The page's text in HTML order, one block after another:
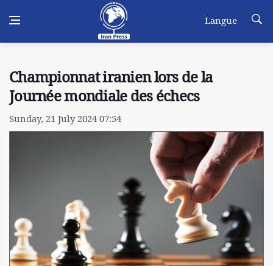
Langue
Championnat iranien lors de la
Journée mondiale des échecs
Sunday, 21 July 2024 07:54